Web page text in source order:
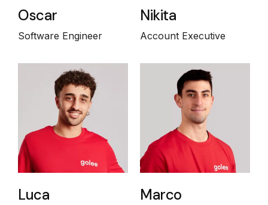
Oscar
Software Engineer
Nikita
Account Executive
Luca Marco